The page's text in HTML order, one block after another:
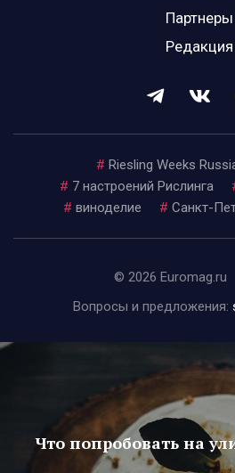
Партнеры
Редакция
# Riesling Weeks
# 7 настроений Рислинга
# виноделие # Санкт-
© 2026 Euromag.ru
Вопросы и предложения:
Что попробовать на